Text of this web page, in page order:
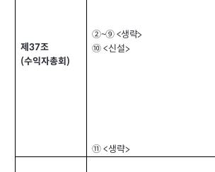
제37조
(수익자총회 )
②~⑨ <생략>
⑩ <신설>
⑪ <생략>